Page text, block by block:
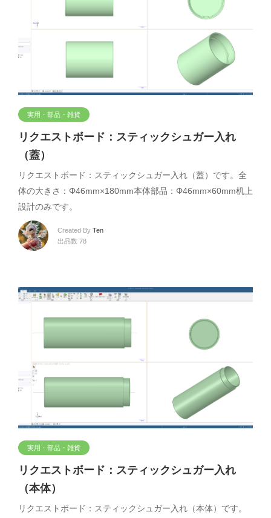
実用・部品・雑貨
リクエストボード：スティックシュガー入れ
（蓋）
リクエストボード：スティックシュガー入れ（蓋）です。全
体の大きさ：Φ46mm×180mm本体部品：Φ46mm×60mm机上
設計のみです。
Created By Ten
出品数 78
実用・部品・雑貨
リクエストボード：スティックシュガー入れ
（本体）
リクエストボード：スティックシュガー入れ（本体）です。